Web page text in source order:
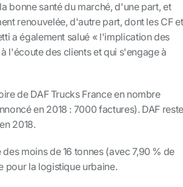
bonne santé du marché, d'une part, et
renouvelée, d'autre part, dont les CF et
a également salué « l'implication des
l'écoute des clients et qui s'engage à
de DAF Trucks France en nombre
en 2018 : 7000 factures). DAF
2018.
moins de 16 tonnes (avec 7,90 % de
pour la logistique urbaine.